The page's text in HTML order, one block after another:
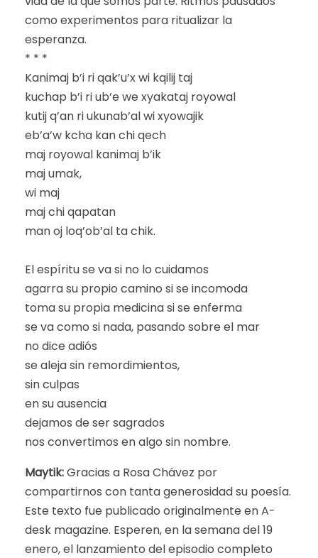
como experimentos para ritualizar la
esperanza.
* * *
Kanimaj b’i ri qak’u’x wi kqilij taj
kuchap b’i ri ub’e we xyakataj royowal
kutij q’an ri ukunab’al wi xyowajik
eb’a’w kcha kan chi qech
maj royowal kanimaj b’ik
maj umak,
wi maj
maj chi qapatan
man oj loq’ob’al ta chik.
El espíritu se va si no lo cuidamos
agarra su propio camino si se incomoda
toma su propia medicina si se enferma
se va como si nada, pasando sobre el mar
no dice adiós
se aleja sin remordimientos,
sin culpas
en su ausencia
dejamos de ser sagrados
nos convertimos en algo sin nombre.
Maytik:Gracias a Rosa Chávez por
compartirnos con tanta generosidad su poesía.
Este texto fue publicado originalmente en A-
desk magazine. Esperen, en la semana del 19
enero, el lanzamiento del episodio completo